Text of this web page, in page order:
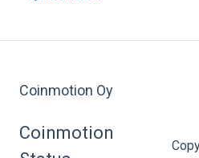
Coinmotion Oy
Coinmotion